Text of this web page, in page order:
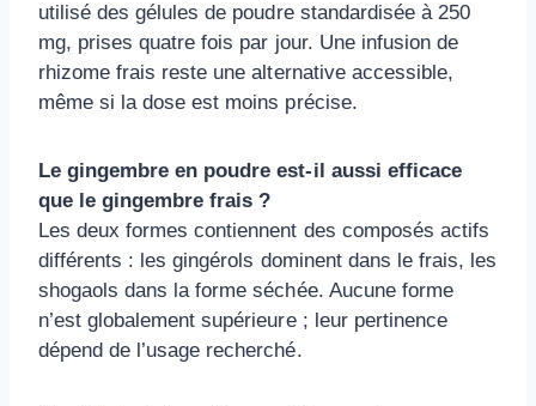
utilisé des gélules de poudre standardisée à 250
mg, prises quatre fois par jour. Une infusion de
rhizome frais reste une alternative accessible,
même si la dose est moins précise.
Le gingembre en poudre est-il aussi efficace
que le gingembre frais ?
Les deux formes contiennent des composés actifs
différents : les gingérols dominent dans le frais, les
shogaols dans la forme séchée. Aucune forme
n’est globalement supérieure ; leur pertinence
dépend de l’usage recherché.